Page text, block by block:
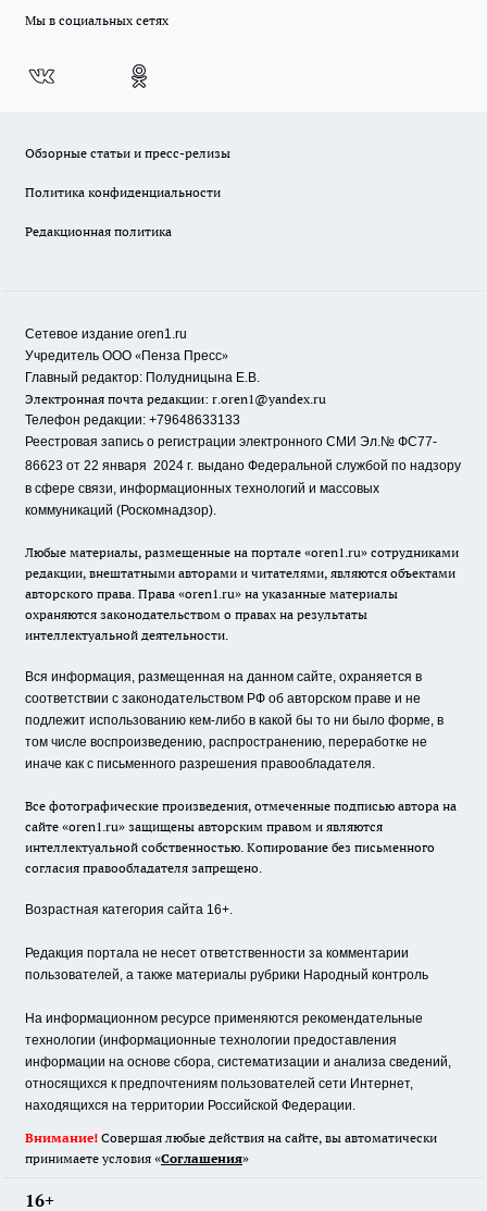
Мы в социальных сетях
Обзорные статьи и пресс-релизы
Политика конфиденциальности
Редакционная политика
Сетевое издание oren1.ru
Учредитель ООО «Пенза Пресс»
Главный редактор: Полудницына Е.В.
Электронная почта редакции: r.oren1@yandex.ru
Телефон редакции: +79648633133
Реестровая запись о регистрации электронного СМИ Эл.№ ФС77-
86623 от 22 января 2024 г. выдано Федеральной службой по надзору
в сфере связи, информационных технологий и массовых
коммуникаций (Роскомнадзор).
Любые материалы, размещенные на портале «oren1.ru» сотрудниками
редакции, внештатными авторами и читателями, являются объектами
авторского права. Права «oren1.ru» на указанные материалы
охраняются законодательством о правах на результаты
интеллектуальной деятельности.
Вся информация, размещенная на данном сайте, охраняется в
соответствии с законодательством РФ об авторском праве и не
подлежит использованию кем-либо в какой бы то ни было форме, в
том числе воспроизведению, распространению, переработке не
иначе как с письменного разрешения правообладателя.
Все фотографические произведения, отмеченные подписью автора на
сайте «oren1.ru» защищены авторским правом и являются
интеллектуальной собственностью. Копирование без письменного
согласия правообладателя запрещено.
Возрастная категория сайта 16+.
Редакция портала не несет ответственности за комментарии
пользователей, а также материалы рубрики Народный контроль
На информационном ресурсе применяются рекомендательные
технологии (информационные технологии предоставления
информации на основе сбора, систематизации и анализа сведений,
относящихся к предпочтениям пользователей сети Интернет,
находящихся на территории Российской Федерации.
Внимание! Совершая любые действия на сайте, вы автоматически
принимаете условия «Cоглашения»
16+